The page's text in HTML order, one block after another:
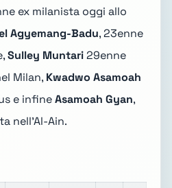
ex milanista oggi allo
Agyemang-Badu, 23enne
Sulley Muntari29enne
Milan, Kwadwo Asamoah
e infineAsamoah Gyan,
nell'Al-Ain.